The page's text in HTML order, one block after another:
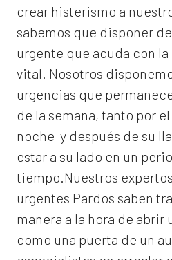
crear histerismo a
sabemos que disponer
urgente que acuda con
vital. Nosotros
urgencias que
de la semana, tanto por
noche y después de su
estar a su lado en un
tiempo.Nuestros expertos
urgentes Pardos saben
manera a la hora de abrir
como una puerta de un